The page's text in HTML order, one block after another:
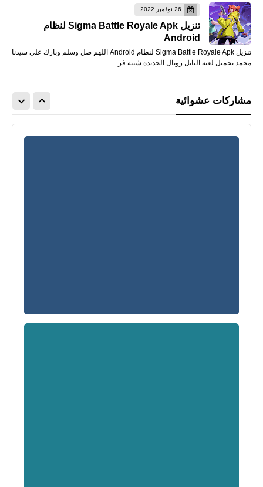
26 نوفمبر 2022
تنزيل Sigma Battle Royale Apk لنظام
Android
تنزيل Sigma Battle Royale Apk لنظام Android اللهم صل وسلم وبارك على سيدنا
محمد تحميل لعبة الباتل رويال الجديدة شبيه فر…
مشاركات عشوائية